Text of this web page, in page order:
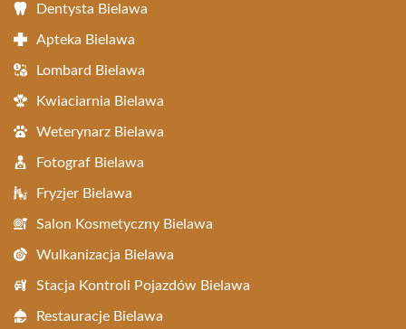
Dentysta Bielawa
Apteka Bielawa
Lombard Bielawa
Kwiaciarnia Bielawa
Weterynarz Bielawa
Fotograf Bielawa
Fryzjer Bielawa
Salon Kosmetyczny Bielawa
Wulkanizacja Bielawa
Stacja Kontroli Pojazdów Bielawa
Restauracje Bielawa